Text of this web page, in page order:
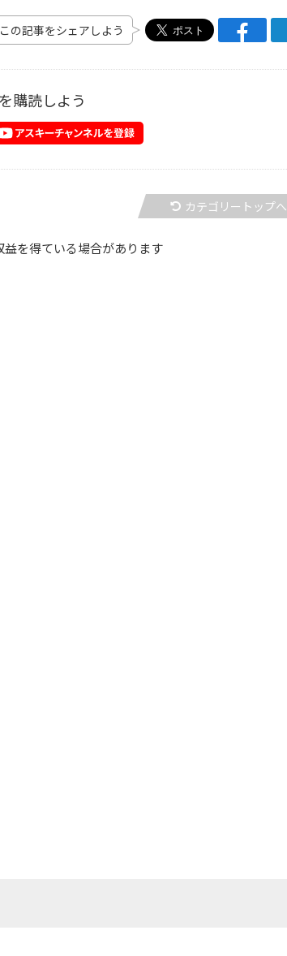
この記事をシェアしよう
購読しよう
カテゴリートップへ
を得ている場合があります